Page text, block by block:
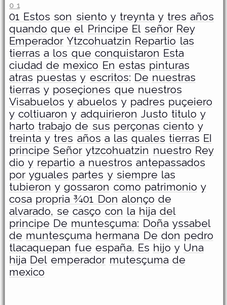
0 1
­01 Estos son siento y treynta y tres años
quando que el Principe El señor Rey
Emperador Ytzcohuatzin Repartio las
tierras a los que conquistaron Esta
ciudad de mexico En estas pinturas
atras puestas y escritos: De nuestras
tierras y poseçiones que nuestros
Visabuelos y abuelos y padres puçeiero
y coltiuaron y adquirieron Justo titulo y
harto trabajo de sus perçonas ciento y
treinta y tres años a las quales tierras EI
principe Señor ytzcohuatzin nuestro Rey
dio y repartio a nuestros antepassados
por yguales partes y siempre las
tubieron y gossaron como patrimonio y
cosa
propria ¾01 Don alonço de
alvarado, se casço con la hija del
principe De muntesçuma: Doña yssabel
de muntesçuma hermana De don pedro
tlacaquepan fue españa. Es hijo y Una
hija Del emperador mutesçuma de
mexico